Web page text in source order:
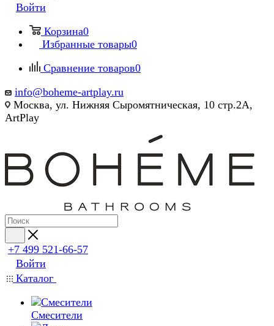
Войти
Корзина0
Избранные товары0
Сравнение товаров0
info@boheme-artplay.ru
Москва, ул. Нижняя Сыромятническая, 10 стр.2А,
ArtPlay
+7 499 521-66-57
Войти
Каталог
Смесители